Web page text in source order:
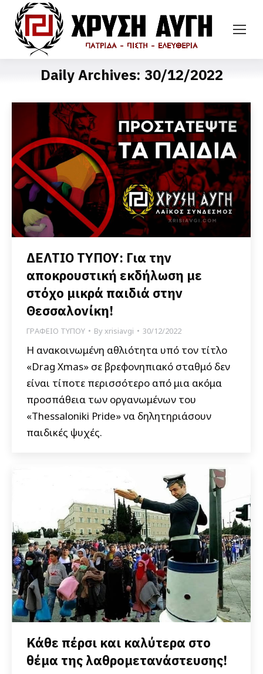
Daily Archives: 30/12/2022
ΔΕΛΤΙΟ ΤΥΠΟΥ: Για την
αποκρουστική εκδήλωση με
στόχο μικρά παιδιά στην
Θεσσαλονίκη!
ΓΡΑΦΕΙΟ ΤΥΠΟΥ Byxrisiavgi 30/12/2022
Η ανακοινωμένη αθλιότητα υπό τον τίτλο
«Drag Xmas» σε βρεφονηπιακό σταθμό δεν
είναι τίποτε περισσότερο από μια ακόμα
προσπάθεια των οργανωμένων του
«Thessaloniki Pride» να δηλητηριάσουν
παιδικές ψυχές.
Κάθε πέρσι και καλύτερα στο
θέμα της λαθρομετανάστευσης!